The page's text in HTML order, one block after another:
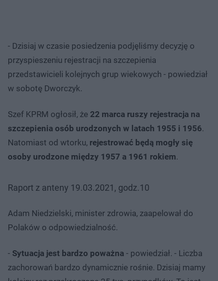
- Dzisiaj w czasie posiedzenia podjęliśmy decyzję o
przyspieszeniu rejestracji na szczepienia
przedstawicieli kolejnych grup wiekowych - powiedział
w sobotę Dworczyk.
Szef KPRM ogłosił, że 22 marca ruszy rejestracja na
szczepienia osób urodzonych w latach 1955 i 1956.
Natomiast od wtorku, rejestrować będą mogły się
osoby urodzone między 1957 a 1961 rokiem.
Raport z anteny 19.03.2021, godz.10
Adam Niedzielski, minister zdrowia, zaapelował do
Polaków o odpowiedzialność.
- Sytuacja jest bardzo poważna - powiedział. - Liczba
zachorowań bardzo dynamicznie rośnie. Dzisiaj mamy